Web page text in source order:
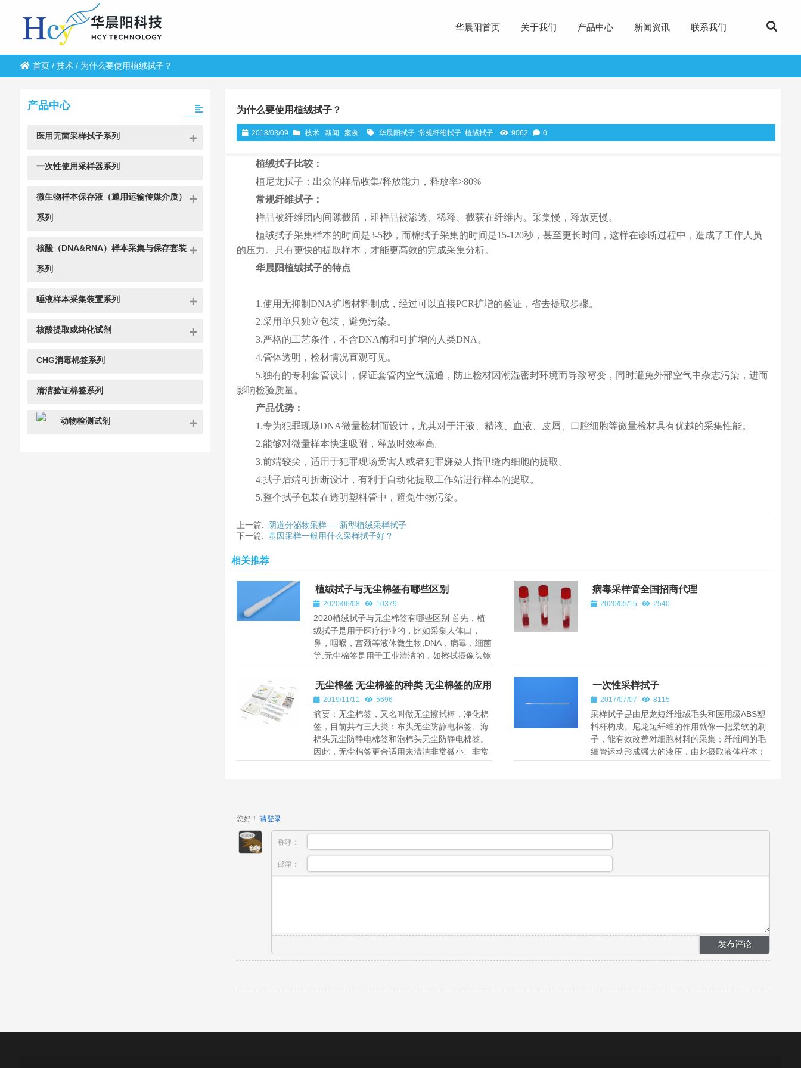
华晨阳首页 关于我们 产品中心 新闻资讯 联系我们
首页/ 技术/ 为什么要使用植绒拭子？
为什么要使用植绒拭子？
2018/03/09 技术 新闻 案例 华晨阳拭子 常规纤维拭子 植绒拭子 9062 0
植绒拭子比较：
植尼龙拭子：出众的样品收集/释放能力，释放率>80%
常规纤维拭子：
样品被纤维团内间隙截留，即样品被渗透、稀释、截获在纤维内。采集慢，释放更慢。
植绒拭子采集样本的时间是3-5秒，而棉拭子采集的时间是15-120秒，甚至更长时间，这样在诊断过程中，造成了工作人员
的压力。只有更快的提取样本，才能更高效的完成采集分析。
华晨阳植绒拭子的特点
1.使用无抑制DNA扩增材料制成，经过可以直接PCR扩增的验证，省去提取步骤。
2.采用单只独立包装，避免污染。
3.严格的工艺条件，不含DNA酶和可扩增的人类DNA。
4.管体透明，检材情况直观可见。
5.独有的专利套管设计，保证套管内空气流通，防止检材因潮湿密封环境而导致霉变，同时避免外部空气中杂志污染，进而
影响检验质量。
产品优势：
1.专为犯罪现场DNA微量检材而设计，尤其对于汗液、精液、血液、皮屑、口腔细胞等微量检材具有优越的采集性能。
2.能够对微量样本快速吸附，释放时效率高。
3.前端较尖，适用于犯罪现场受害人或者犯罪嫌疑人指甲缝内细胞的提取。
4.拭子后端可折断设计，有利于自动化提取工作站进行样本的提取。
5.整个拭子包装在透明塑料管中，避免生物污染。
上一篇: 阴道分泌物采样—–新型植绒采样拭子
下一篇: 基因采样一般用什么采样拭子好？
相关推荐
植绒拭子与无尘棉签有哪些区别
2020/06/08 10379
2020植绒拭子与无尘棉签有哪些区别 首先，植
绒拭子是用于医疗行业的，比如采集人体口，
鼻，咽喉，宫颈等液体微生物,DNA，病毒，细菌
等,无尘棉签是用于工业清洁的，如擦拭摄像头镜
头，很小的缝隙,硬盘，...
病毒采样管全国招商代理
2020/05/15 2540
无尘棉签 无尘棉签的种类 无尘棉签的应用
范围2019/11/11 5696
摘要：无尘棉签，又名叫做无尘擦拭棒，净化棉
签，目前共有三大类：布头无尘防静电棉签、海
棉头无尘防静电棉签和泡棉头无尘防静电棉签。
因此，无尘棉签更合适用来清洁非常微小、非常
精确的区域。 TOC清...
一次性采样拭子
2017/07/07 8115
采样拭子是由尼龙短纤维绒毛头和医用级ABS塑
料杆构成。尼龙短纤维的作用就像一把柔软的刷
子，能有效改善对细胞材料的采集；纤维间的毛
细管运动形成强大的液压，由此摄取液体样本；
同时样本紧贴拭子表面，易于洗脱...
您好！ 请登录
称呼：
邮箱：
产品中心
医用无菌采样拭子系列
一次性使用采样器系列
微生物样本保存液（通用运输传媒介质）
系列
核酸（DNA&RNA）样本采集与保存套装
系列
唾液样本采集装置系列
核酸提取或纯化试剂
CHG消毒棉签系列
清洁验证棉签系列
动物检测试剂